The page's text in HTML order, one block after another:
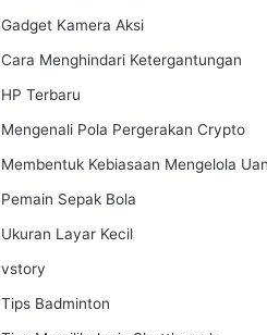
Gadget Kamera Aksi
Cara Menghindari Ketergantungan
HP Terbaru
Mengenali Pola Pergerakan Crypto
Membentuk Kebiasaan Mengelola
Pemain Sepak Bola
Ukuran Layar Kecil
vstory
Tips Badminton